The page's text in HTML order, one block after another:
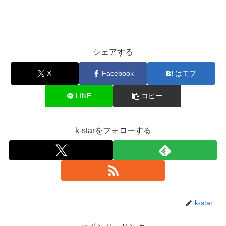
シェアする
X Facebook はてブ
LINE コピー
k-starをフォローする
k-star